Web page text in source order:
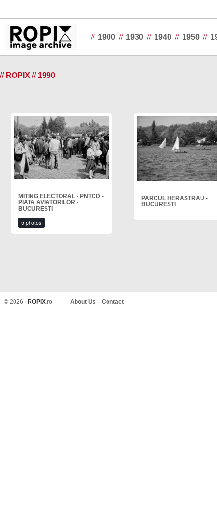
// 1900 // 1930 // 1940 // 1950 //
// ROPIX // 1990
MITING ELECTORAL - PNTCD -
PIATA AVIATORILOR -
BUCURESTI
5 photos
PARCUL HERASTRAU -
BUCURESTI
© 2026 ROPIX.ro - About Us Contact